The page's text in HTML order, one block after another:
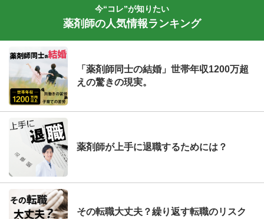
今“コレ”が知りたい
薬剤師の人気情報ランキング
「薬剤師同士の結婚」世帯年収1200万超
えの驚きの現実。
薬剤師が上手に退職するためには？
その転職大丈夫？繰り返す転職のリスク